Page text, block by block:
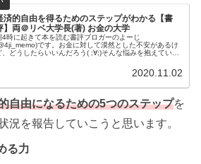
済的自由を得るためのステップがわかる【書
】両＠リベ大学長(著) お金の大学
4時に起きて本を読む書評ブロガーのよーじ
です。お金に対して漠然とした不安があるけ
、どうしたらいいんだろう( ;∀;)そんな悩みを抱えている
2020.11.02
自由になるための5つのステップを
況を報告していこうと思います。
る力